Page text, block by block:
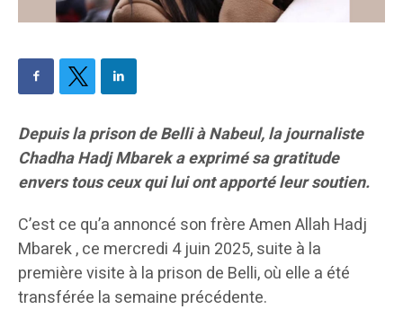
Depuis la prison de Belli à Nabeul, la journaliste
Chadha Hadj Mbarek a exprimé sa gratitude
envers tous ceux qui lui ont apporté leur soutien.
C’est ce qu’a annoncé son frère Amen Allah Hadj
Mbarek , ce mercredi 4 juin 2025, suite à la
première visite à la prison de Belli, où elle a été
transférée la semaine précédente.